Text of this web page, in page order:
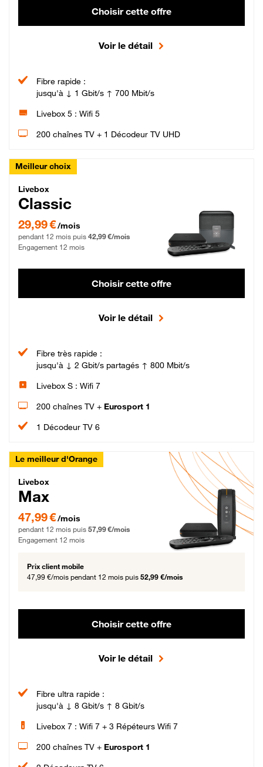
Choisir cette offre
Voir le détail
Fibre rapide :
jusqu'à ↓ 1 Gbit/s ↑ 700 Mbit/s
Livebox 5 : Wifi 5
200 chaînes TV + 1 Décodeur TV UHD
Meilleur choix
Livebox Classic Fibre
Livebox
Classic
29,99 € par mois pendant 12 mois puis 42,99 € par mois, Engagement 12 mois
29,99 €/mois
pendant 12 mois puis 42,99 €/mois
Engagement 12 mois
Choisir cette offre
Voir le détail
Fibre très rapide :
jusqu'à ↓ 2 Gbit/s partagés ↑ 800 Mbit/s
Livebox S : Wifi 7
200 chaînes TV + Eurosport 1
1 Décodeur TV 6
Le meilleur d'Orange
Livebox Max Fibre
Livebox
Max
47,99 € par mois pendant 12 mois puis 57,99 € par mois, Engagement 12 mois
47,99 €/mois
pendant 12 mois puis 57,99 €/mois
Engagement 12 mois
Prix client mobile
47,99 €/mois pendant 12 mois puis 52,99 €/mois
Choisir cette offre
Voir le détail
Fibre ultra rapide :
jusqu'à ↓ 8 Gbit/s ↑ 8 Gbit/s
Livebox 7 : Wifi 7 + 3 Répéteurs Wifi 7
200 chaînes TV + Eurosport 1